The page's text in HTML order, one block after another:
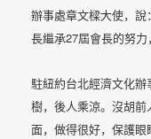
辦事處章文樑大使，
長繼承27屆會長的努力
駐紐約台北經濟文化
樹，後人乘涼。沒胡
面，做得很好，保護眼